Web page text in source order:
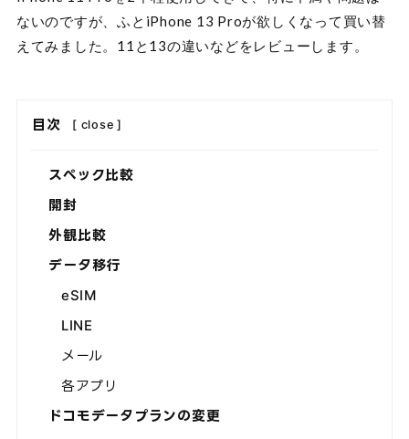
ないのですが、ふとiPhone 13 Proが欲しくなって買い替
えてみました。11と13の違いなどをレビューします。
目次 [ close ]
スペック比較
開封
外観比較
データ移行
eSIM
LINE
メール
各アプリ
ドコモデータプランの変更